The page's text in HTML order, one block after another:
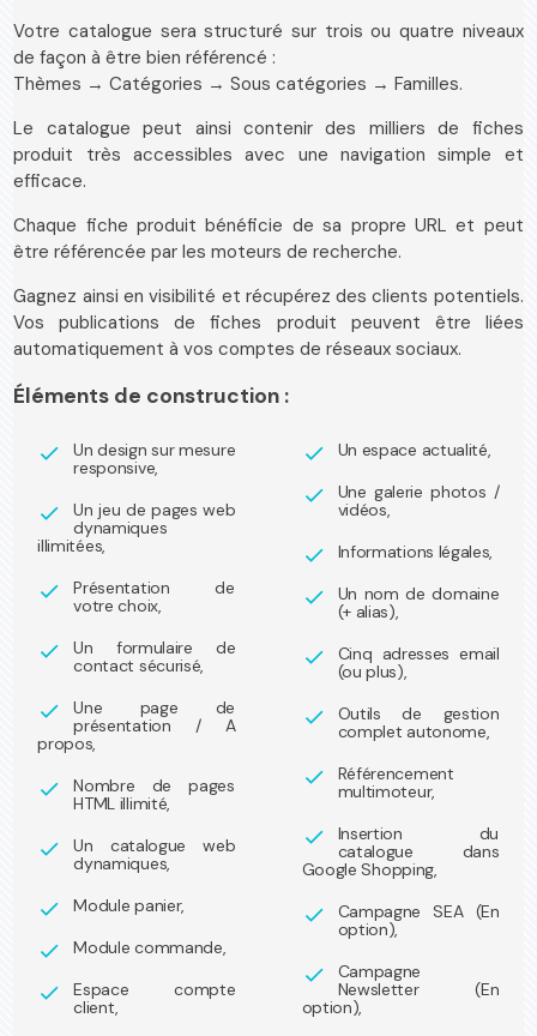
Votre catalogue sera structuré sur trois ou quatre niveaux
de façon à être bien référencé :
Thèmes → Catégories → Sous catégories → Familles.
Le catalogue peut ainsi contenir des milliers de fiches
produit très accessibles avec une navigation simple et
efficace.
Chaque fiche produit bénéficie de sa propre URL et peut
être référencée par les moteurs de recherche.
Gagnez ainsi en visibilité et récupérez des clients potentiels.
Vos publications de fiches produit peuvent être liées
automatiquement à vos comptes de réseaux sociaux.
Éléments de construction :
check
Un design sur mesure
responsive,
check
Un jeu de pages web
dynamiques
illimitées,
check
Présentation de
votre choix,
check
Un formulaire de
contact sécurisé,
check
Une page de
présentation / A
propos,
check
Nombre de pages
HTML illimité,
check
Un catalogue web
dynamiques,
check Module panier,
check Module commande,
check
Espace compte
client,
check Un espace actualité,
check
Une galerie photos /
vidéos,
check Informations légales,
check
Un nom de domaine
(+ alias),
check
Cinq adresses email
(ou plus),
check
Outils de gestion
complet autonome,
check
Référencement
multimoteur,
check
Insertion du
catalogue dans
Google Shopping,
check
Campagne SEA (En
option),
check
Campagne
Newsletter (En
option),